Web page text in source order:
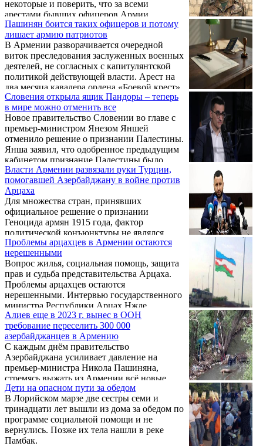
некоторые и поверить, что за всеми
арестами бывших офицеров Армии
обороны Арцаха стоит лично Ильхам…
Пашинян боится таких офицеров и потому
лишает армию патриотов
В Армении разворачивается очередной
виток преследования заслуженных военных
деятелей, не согласных с капитулянтской
политикой действующей власти. Арест на
два месяца кавалера ордена «Боевой крест»
I степени, полковника Эдика Малояна и
проходящего по его делу офицера по
режиму секретности Романа Джавадяна
стал ярким подтверждением того, что
администрация Пашиняна последовательно
зачищает силовое и общественное поле от
национально ориентированных кадров. На
фоне надуманных обвинений в
разглашении государственной ...
Словения открыла ящик Пандоры – теперь
в мире можно отменить все
Новое правительство Словении во главе с
премьер-министром Янезом Яншей
отменило решение о признании Палестины.
Янша заявил, что одобренное предыдущим
кабинетом признание Палестины было
незаконным и подлежит отмене. Сразу
после вступления в должность он
распорядился снять палестинский флаг со
здания кабмина в Любляне, возобновились
экспорт и транзит вооружений в Израиль, а
также был снят статус «персона нон грата»
с премьер-министра Беньямина Нетаньяху и
ряда его министров. Напомним, что
предыдущее ...
Власти Армении развязали руки Турции,
помогавшей Азербайджану в войне против
Арцаха
Для множества стран, принявших
официальное решение о признании
Геноцида армян 1915 года, фактор
политической конъюнктуры не являлся
первым в списке причин для подобного
шага, сказал политолог Карен Игитян в
интервью в авторском проекте Армана
Ванескегяна "На самом деле" в эфире радио
Sputnik Армения. Понятно, что у каждой из
стран были свои соображения и интересы,
но то, что делает Израиль сейчас, — это
слишком откровенно…
Проблемы арцахцев в Армении остаются
нерешенными
Вопрос жилья, социальная помощь, защита
прав и судьба представительства Арцаха.
Проблемы арцахцев остаются
нерешенными. Интервью государственного
министра Республики Арцах Нжде
Искандарян изданию Step1.am о наиболее
острых проблемах, стоящих перед народом
Арцаха, и возможных путях их решения.
Алиев еще в 2023 г. вынес в ООН
требование переселить 300 000
азербайджанцев в Армению
С каждым днём правительство
Азербайджана усиливает давление на
премьер-министра Никола Пашиняна,
стремясь выжать из Армении всё новые
уступки.
Дети на опасном пути за обедом
В Лорийском марзе две сестры семи и
тринадцати лет вышли из дома за обедом по
программе социальной помощи и не
вернулись. Позже их тела нашли в реке
Памбак.